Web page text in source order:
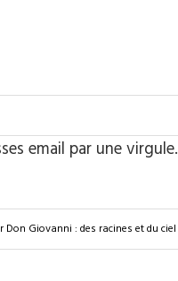
email par une virgule.